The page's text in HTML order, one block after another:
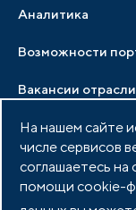
Аналитика
Возможности
Вакансии отрасли
Медиатека
Члены ассоциации
Услуги ассоциации
Документы АИП
Партнеры
Фото и видео
Членство в АИП
На нашем сайте
числе сервисов
соглашаетесь
помощи cookie-